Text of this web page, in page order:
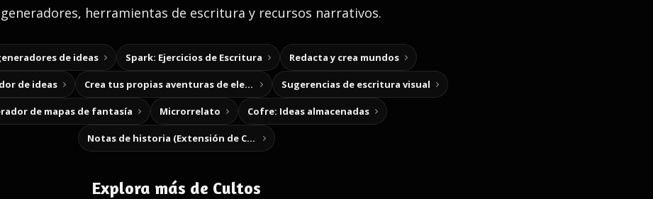
generadores, herramientas de escritura y recursos narrativos.
de ideas Spark: Ejercicios de Escritura Redacta y crea mundos
de ideas Crea tus propias aventuras de elección Sugerencias de escritura visual
de mapas de fantasía Microrrelato Cofre: Ideas almacenadas
Notas de historia (Extensión de Chrome)
Explora más de Cultos